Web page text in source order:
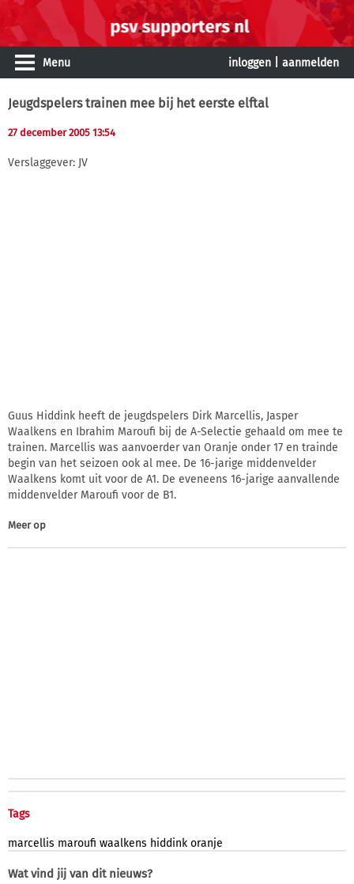
Menu inloggen aanmelden
Jeugdspelers trainen mee bij het eerste elftal
27 december 2005 13:54
Verslaggever: JV
Guus Hiddink heeft de jeugdspelers Dirk Marcellis, Jasper
Waalkens en Ibrahim Maroufi bij de A-Selectie gehaald om mee te
trainen. Marcellis was aanvoerder van Oranje onder 17 en trainde
begin van het seizoen ook al mee. De 16-jarige middenvelder
Waalkens komt uit voor de A1. De eveneens 16-jarige aanvallende
middenvelder Maroufi voor de B1.
Meer op
Tags
marcellis maroufi waalkens hiddink oranje
Wat vind jij van dit nieuws?